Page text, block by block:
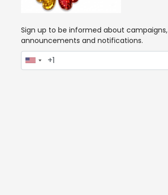
Sign up to be informed about campaigns,
announcements and notifications.